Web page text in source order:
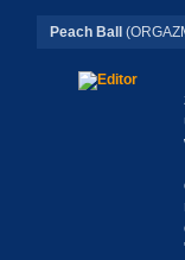
Peach Ball